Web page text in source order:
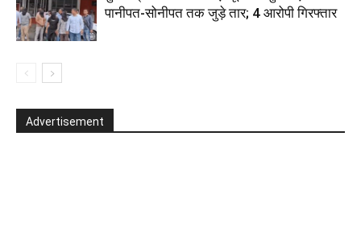
पानीपत-सोनीपत तक जुड़े तार; 4 आरोपी गिरफ्तार
Advertisement